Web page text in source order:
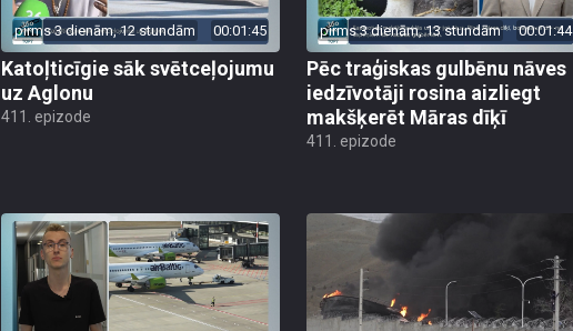
pirms 3 dienām, 12 stundām 00:01:45
Katoļticīgie sāk svētceļojumu
uz Aglonu
411. epizode
pirms 3 dienām, 13 stundām 00:01:44
Pēc traģiskas gulbēnu nāves
iedzīvotāji rosina aizliegt
makšķerēt Māras dīķī
411. epizode